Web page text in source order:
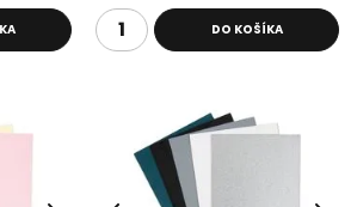
DO KOŠÍKA